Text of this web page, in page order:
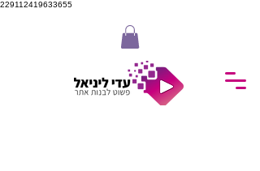
229112419633655